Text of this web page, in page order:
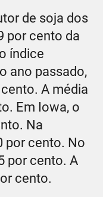
de soja dos
por cento da
índice
ano passado,
A média
Em Iowa, o
Na
por cento. No
por cento. A
cento.